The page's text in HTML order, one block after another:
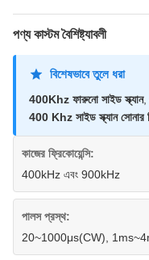
পণ্য কাস্টম বৈশিষ্ট্যাবলী
বিশেষভাবে তুলে ধরা
400Khz ফারুনো সাইড স্ক্যান,
400 Khz সাইড স্ক্যান সোনার
কাজের ফ্রিকোয়েন্সি:
400kHz এবং 900kHz
পালস প্রস্থ:
20~1000μs(CW),